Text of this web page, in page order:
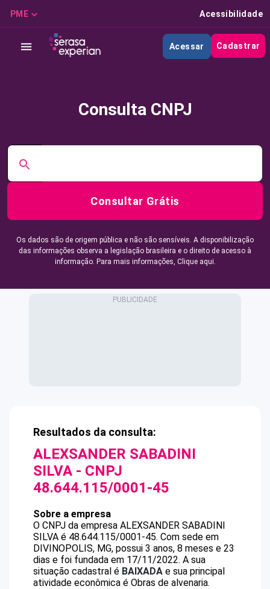
PME Acessibilidade
Acessar Cadastrar
Consulta CNPJ
Consultar Grátis
Os dados são de origem pública e não são sensíveis. A disponibilização
das informações observa a legislação brasileira e o direito de acesso à
informação. Para mais informações, Clique aqui.
Resultados da consulta:
ALEXSANDER SABADINI
SILVA - CNPJ
48.644.115/0001-45
Sobre a empresa
O CNPJ da empresa ALEXSANDER SABADINI
SILVA é 48.644.115/0001-45. Com sede em
DIVINOPOLIS, MG, possui 3 anos, 8 meses e 23
dias e foi fundada em 17/11/2022. A sua
situação cadastral é BAIXADA e sua principal
atividade econômica é Obras de alvenaria.